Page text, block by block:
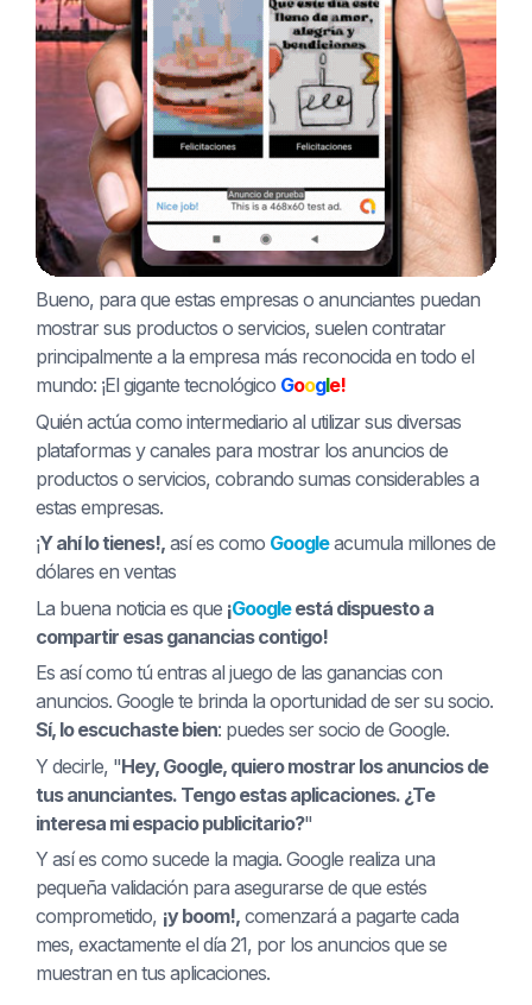
Bueno, para que estas empresas o anunciantes puedan
mostrar sus productos o servicios, suelen contratar
principalmente a la empresa más reconocida en todo el
mundo: ¡El gigante tecnológico Google!
Quién actúa como intermediario al utilizar sus diversas
plataformas y canales para mostrar los anuncios de
productos o servicios, cobrando sumas considerables a
estas empresas.
¡Y ahí lo tienes!, así es como Googleacumula millones de
dólares en ventas
La buena noticia es que ¡Googleestá dispuesto a
compartir esas ganancias contigo!
Es así como tú entras al juego de las ganancias con
anuncios. Google te brinda la oportunidad de ser su socio.
Sí, lo escuchaste bien: puedes ser socio de Google.
Y decirle, "Hey, Google, quiero mostrar los anuncios de
tus anunciantes. Tengo estas aplicaciones. ¿Te
interesa mi espacio publicitario?"
Y así es como sucede la magia. Google realiza una
pequeña validación para asegurarse de que estés
comprometido, ¡y boom!, comenzará a pagarte cada
mes, exactamente el día 21, por los anuncios que se
muestran en tus aplicaciones.